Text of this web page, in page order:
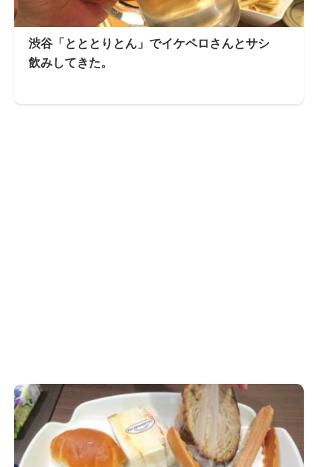
渋谷「とととりとん」でイケペロさんとサシ
飲みしてきた。